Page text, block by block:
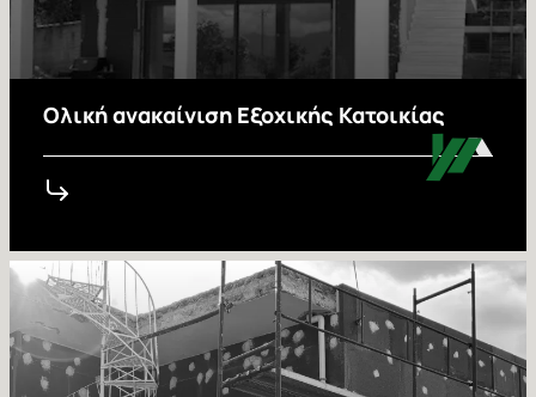
Ολική ανακαίνιση Εξοχικής Κατοικίας